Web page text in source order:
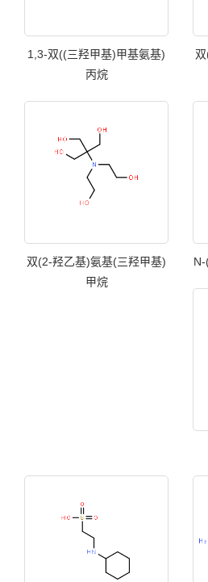
1,3-双((三羟甲基)甲基氨基)
丙烷
双(2-羟乙基)氨基(三羟甲基)
甲烷